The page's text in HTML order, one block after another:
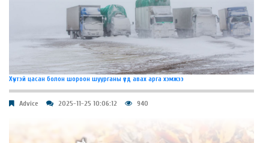
Хүчтэй цасан болон шороон шуурганы үед авах арга хэмжээ
Advice 2025-11-25 10:06:12 940